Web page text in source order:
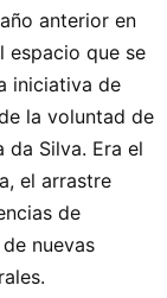
anterior en
espacio que se
iniciativa de
la voluntad de
da Silva. Era el
el arrastre
de
nuevas